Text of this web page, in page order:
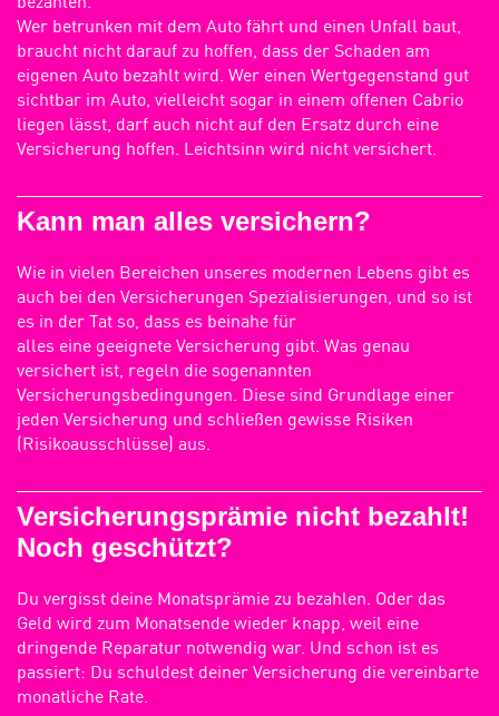
bezahlen.
Wer betrunken mit dem Auto fährt und einen Unfall baut,
braucht nicht darauf zu hoffen, dass der Schaden am
eigenen Auto bezahlt wird. Wer einen Wertgegenstand gut
sichtbar im Auto, vielleicht sogar in einem offenen Cabrio
liegen lässt, darf auch nicht auf den Ersatz durch eine
Versicherung hoffen. Leichtsinn wird nicht versichert.
Kann man alles versichern?
Wie in vielen Bereichen unseres modernen Lebens gibt es
auch bei den Versicherungen Spezialisierungen, und so ist
es in der Tat so, dass es beinahe für
alles eine geeignete Versicherung gibt. Was genau
versichert ist, regeln die sogenannten
Versicherungsbedingungen. Diese sind Grundlage einer
jeden Versicherung und schließen gewisse Risiken
(Risikoausschlüsse) aus.
Versicherungsprämie nicht bezahlt!
Noch geschützt?
Du vergisst deine Monatsprämie zu bezahlen. Oder das
Geld wird zum Monatsende wieder knapp, weil eine
dringende Reparatur notwendig war. Und schon ist es
passiert: Du schuldest deiner Versicherung die vereinbarte
monatliche Rate.